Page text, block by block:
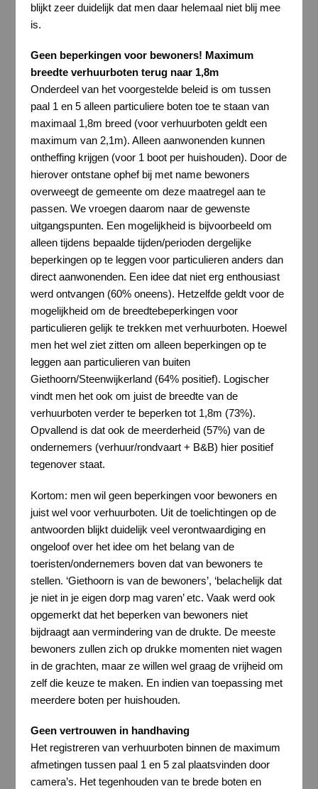
blijkt zeer duidelijk dat men daar helemaal niet blij mee
is.
Geen beperkingen voor bewoners! Maximum
breedte verhuurboten terug naar 1,8m
Onderdeel van het voorgestelde beleid is om tussen
paal 1 en 5 alleen particuliere boten toe te staan van
maximaal 1,8m breed (voor verhuurboten geldt een
maximum van 2,1m). Alleen aanwonenden kunnen
ontheffing krijgen (voor 1 boot per huishouden). Door de
hierover ontstane ophef bij met name bewoners
overweegt de gemeente om deze maatregel aan te
passen. We vroegen daarom naar de gewenste
uitgangspunten. Een mogelijkheid is bijvoorbeeld om
alleen tijdens bepaalde tijden/perioden dergelijke
beperkingen op te leggen voor particulieren anders dan
direct aanwonenden. Een idee dat niet erg enthousiast
werd ontvangen (60% oneens). Hetzelfde geldt voor de
mogelijkheid om de breedtebeperkingen voor
particulieren gelijk te trekken met verhuurboten. Hoewel
men het wel ziet zitten om alleen beperkingen op te
leggen aan particulieren van buiten
Giethoorn/Steenwijkerland (64% positief). Logischer
vindt men het ook om juist de breedte van de
verhuurboten verder te beperken tot 1,8m (73%).
Opvallend is dat ook de meerderheid (57%) van de
ondernemers (verhuur/rondvaart + B&B) hier positief
tegenover staat.
Kortom: men wil geen beperkingen voor bewoners en
juist wel voor verhuurboten. Uit de toelichtingen op de
antwoorden blijkt duidelijk veel verontwaardiging en
ongeloof over het idee om het belang van de
toeristen/ondernemers boven dat van bewoners te
stellen. ‘Giethoorn is van de bewoners’, ‘belachelijk dat
je niet in je eigen dorp mag varen’ etc. Vaak werd ook
opgemerkt dat het beperken van bewoners niet
bijdraagt aan vermindering van de drukte. De meeste
bewoners zullen zich op drukke momenten niet wagen
in de grachten, maar ze willen wel graag de vrijheid om
zelf die keuze te maken. En indien van toepassing met
meerdere boten per huishouden.
Geen vertrouwen in handhaving
Het registreren van verhuurboten binnen de maximum
afmetingen tussen paal 1 en 5 zal plaatsvinden door
camera’s. Het tegenhouden van te brede boten en